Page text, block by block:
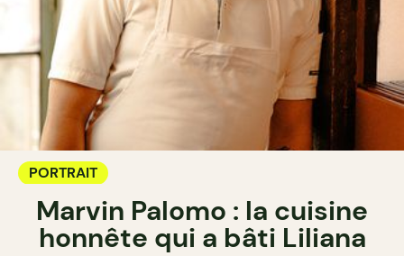
PORTRAIT
Marvin Palomo : la cuisine
honnête qui a bâti Liliana